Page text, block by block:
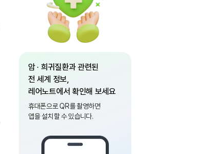
암 · 희귀질환과 관련된
전 세계 정보,
레어노트에서 확인해 보세요
휴대폰으로 QR를 촬영하면
앱을 설치할 수 있습니다.